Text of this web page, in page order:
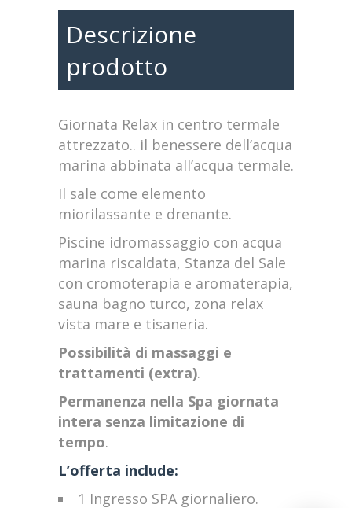
Descrizione
prodotto
Giornata Relax in centro termale
attrezzato.. il benessere dell’acqua
marina abbinata all’acqua termale.
Il sale come elemento
miorilassante e drenante.
Piscine idromassaggio con acqua
marina riscaldata, Stanza del Sale
con cromoterapia e aromaterapia,
sauna bagno turco, zona relax
vista mare e tisaneria.
Possibilità di massaggi e
trattamenti (extra).
Permanenza nella Spa giornata
intera senza limitazione di
tempo.
L’offerta include:
1 Ingresso SPA giornaliero.